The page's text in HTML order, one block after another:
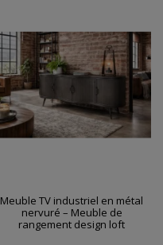
Meuble TV industriel en métal
nervuré – Meuble de
rangement design loft